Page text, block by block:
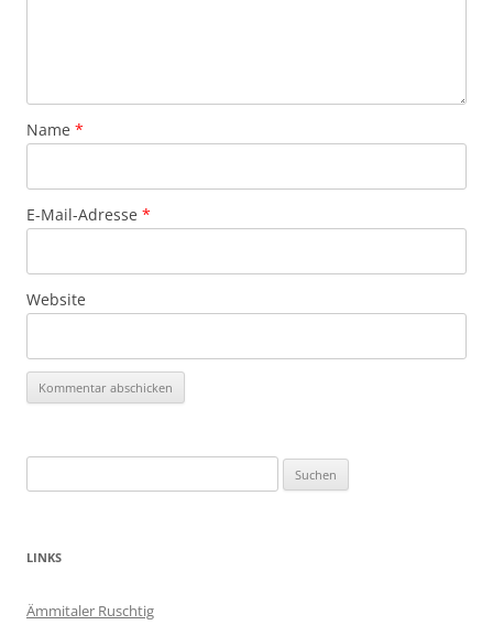
Name *
E-Mail-Adresse *
Website
nach:
LINKS
Ämmitaler Ruschtig